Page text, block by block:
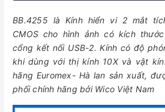
BB.4255 là Kính hiển vi 2 mắt
CMOS cho hình ảnh có kích
cổng kết nối USB-2. Kính có độ
khi dùng với thị kính 10X và vật
hãng Euromex- Hà lan sản xuất,
phối chính hãng bởi Wico Việt Nam